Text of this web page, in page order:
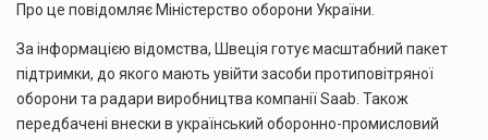
Про це повідомляє Міністерство оборони України.
За інформацією відомства, Швеція готує масштабний пакет
підтримки, до якого мають увійти засоби протиповітряної
оборони та радари виробництва компанії Saab. Також
передбачені внески в український оборонно-промисловий